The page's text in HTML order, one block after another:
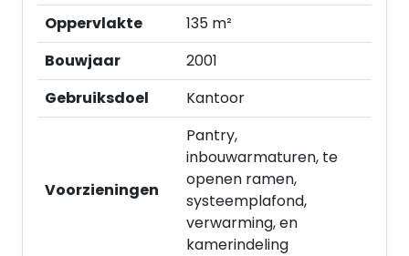
Bestemming/gebruik
‘Bedrijventerrein’, zie bijlage. Voor verdere
informatie en exacte gebruiksmogelijkheden
verwijzen wij u naar de gemeente Kaag en
Braassem.
Vraaghuurprijs
€ 950,- per maand, te vermeerderen met de
wettelijk verschuldigde omzetbelasting.
Oppervlakte
135 m²
Bouwjaar
2001
Gebruiksdoel
Kantoor
Voorzieningen
Pantry,
inbouwarmaturen, te
openen ramen,
systeemplafond,
verwarming, en
kamerindeling